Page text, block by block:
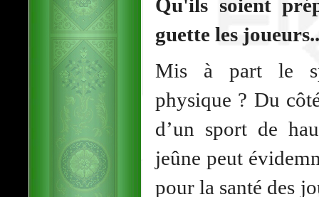
Qu'ils soient
guette les
Mis à part le
physique ? Du
d’un sport de
jeûne peut
pour la santé des